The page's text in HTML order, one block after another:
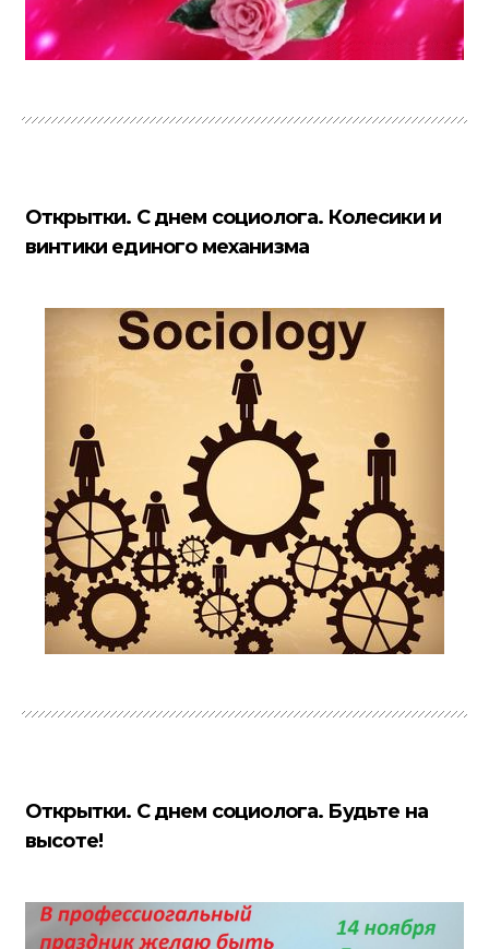
Открытки. С днем социолога. Колесики и
винтики единого механизма
Открытки. С днем социолога. Будьте на
высоте!